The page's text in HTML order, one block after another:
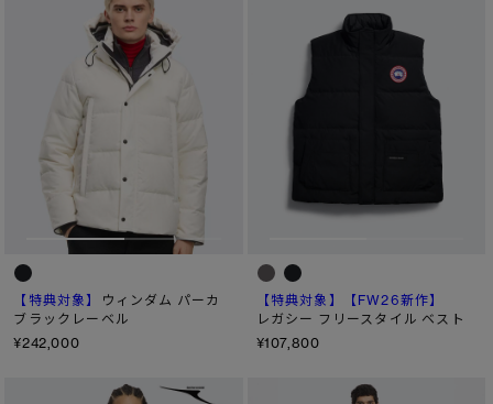
フットウェア
コレクション
フットウェア
コレクション
【特典対象】
ウィンダム パーカ
ブラックレーベル
¥242,000
【特典対象】 【FW26新作】
レガシー フリースタイル ベスト
¥107,800